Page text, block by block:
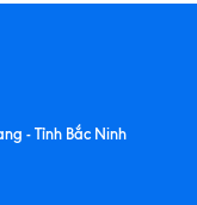
- Tỉnh Bắc Ninh